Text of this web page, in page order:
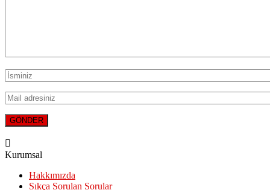
Kurumsal
Hakkımızda
Sıkça Sorulan Sorular